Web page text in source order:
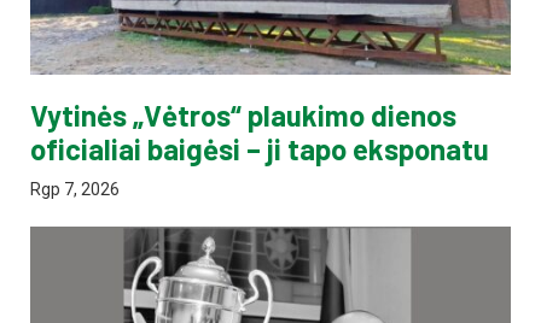
Vytinės „Vėtros“ plaukimo dienos
oficialiai baigėsi – ji tapo eksponatu
Rgp 7, 2026